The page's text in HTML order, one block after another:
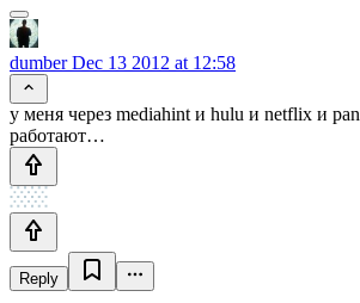
dumberDec 13 2012 at 12:58
у меня через mediahint и hulu и netflix и
работают…
Reply